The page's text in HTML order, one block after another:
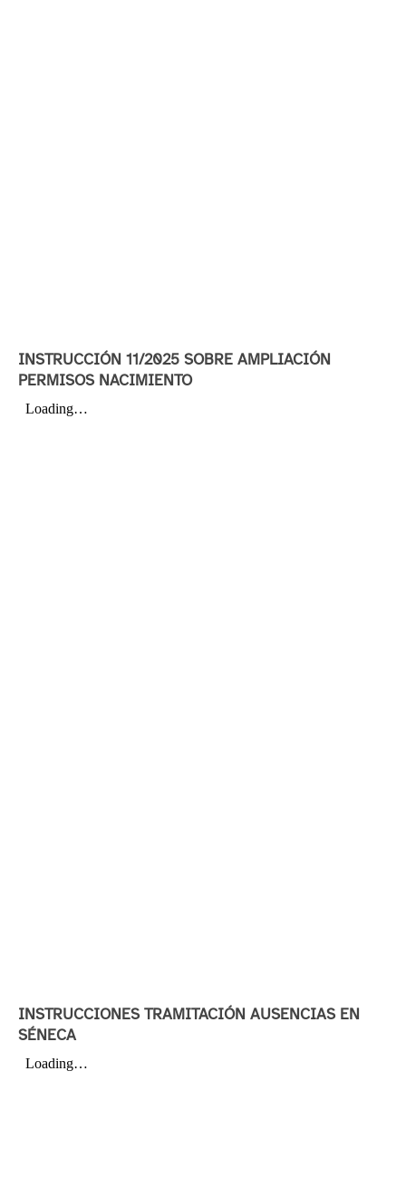
INSTRUCCIÓN 11/2025 SOBRE AMPLIACIÓN
PERMISOS NACIMIENTO
INSTRUCCIONES TRAMITACIÓN AUSENCIAS EN
SÉNECA